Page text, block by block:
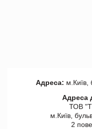
Адреса: м.Київ,
Адреса
ТОВ
м.Київ,
2